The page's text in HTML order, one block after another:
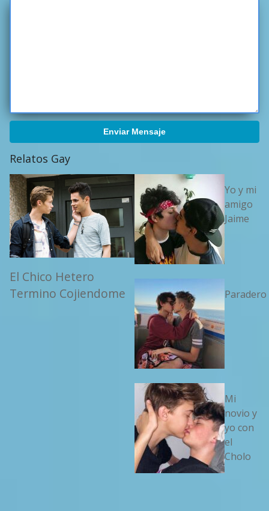
Enviar Mensaje
Relatos Gay
El Chico Hetero
Termino Cojiendome
Yo y mi
amigo
Jaime
Paradero
Mi
novio y
yo con
el
Cholo